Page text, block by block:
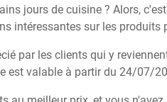
jours de cuisine ? Alors,
intéressantes sur les produits
par les clients qui y
est valable à partir du 24/07/